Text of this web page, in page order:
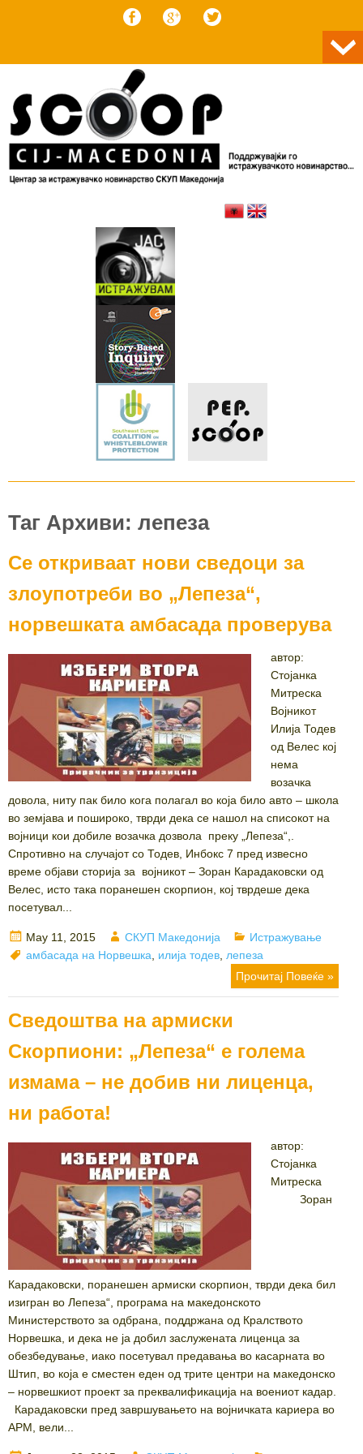
Таг Архиви: лепеза
Се откриваат нови сведоци за
злоупотреби во „Лепеза“,
норвешката амбасада проверува
автор:
Стојанка
Митреска
Војникот
Илија Тодев
од Велес кој
нема
возачка
довола, ниту пак било кога полагал во која било авто – школа
во земјава и пошироко, тврди дека се нашол на списокот на
војници кои добиле возачка дозвола преку „Лепеза“,.
Спротивно на случајот со Тодев, Инбокс 7 пред извесно
време објави сторија за војникот – Зоран Карадаковски од
Велес, исто така поранешен скорпион, кој тврдеше дека
посетувал...
Posted
on
May 11, 2015 Author
СКУП Македонија Categories
Истражување
Tags
амбасада на Норвешка илија тодев лепеза
Прочитај Повеќе »
Сведоштва на армиски
Скорпиони: „Лепеза“ е голема
измама – не добив ни лиценца,
ни работа!
автор:
Стојанка
Митреска
Зоран
Карадаковски, поранешeн армиски скорпион, тврди дека бил
изигран во Лепеза“, програма на македонското
Министерството за одбрана, поддржана од Кралството
Норвешка, и дека не ја добил заслужената лиценца за
обезбедување, иако посетувал предавања во касарната во
Штип, во која е сместен еден од трите центри на македонско
– норвешкиот проект за преквалификација на воениот кадар.
Карадаковски пред завршувањето на војничката кариера во
АРМ, вели...